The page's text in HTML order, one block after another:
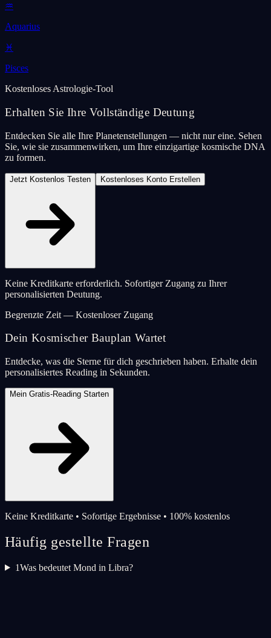
♒
Aquarius
♓
Pisces
Kostenloses Astrologie-Tool
Erhalten Sie Ihre Vollständige Deutung
Entdecken Sie alle Ihre Planetenstellungen — nicht nur eine. Sehen
Sie, wie sie zusammenwirken, um Ihre einzigartige kosmische DNA
zu formen.
Jetzt Kostenlos Testen Kostenloses Konto Erstellen
Keine Kreditkarte erforderlich. Sofortiger Zugang zu Ihrer
personalisierten Deutung.
Begrenzte Zeit — Kostenloser Zugang
Dein Kosmischer Bauplan Wartet
Entdecke, was die Sterne für dich geschrieben haben. Erhalte dein
personalisiertes Reading in Sekunden.
Mein Gratis-Reading Starten
Keine Kreditkarte • Sofortige Ergebnisse • 100% kostenlos
Häufig gestellte Fragen
1Was bedeutet Mond in Libra?